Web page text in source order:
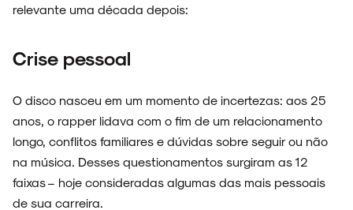
relevante uma década depois:
Crise pessoal
O disco nasceu em um momento de incertezas: aos 25
anos, o rapper lidava com o fim de um relacionamento
longo, conflitos familiares e dúvidas sobre seguir ou não
na música. Desses questionamentos surgiram as 12
faixas – hoje consideradas algumas das mais pessoais
de sua carreira.